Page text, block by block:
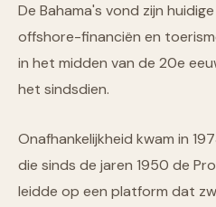
De Bahama's vond zijn
offshore-financiën en
in het midden van de 20e
het sindsdien.
Onafhankelijkheid kwam in
die sinds de jaren 1950 de
leidde op een platform dat